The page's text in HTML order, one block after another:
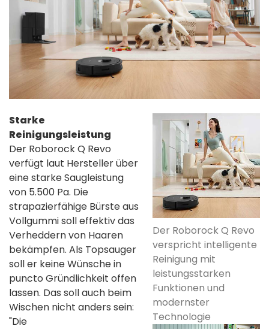
Der Roborock Q Revo
verspricht intelligente
Reinigung mit
leistungsstarken
Funktionen und
modernster
Technologie
Starke
Reinigungsleistung
Der Roborock Q Revo
verfügt laut Hersteller über
eine starke Saugleistung
von 5.500 Pa. Die
strapazierfähige Bürste aus
Vollgummi soll effektiv das
Verheddern von Haaren
bekämpfen. Als Topsauger
soll er keine Wünsche in
puncto Gründlichkeit offen
lassen. Das soll auch beim
Wischen nicht anders sein:
"Die